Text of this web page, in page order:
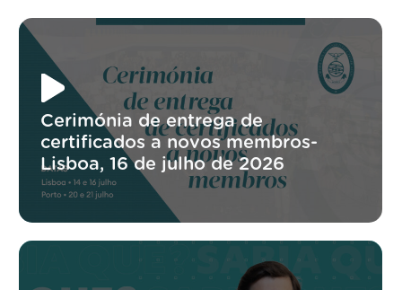
Cerimónia de entrega de
certificados a novos membros-
Lisboa, 16 de julho de 2026